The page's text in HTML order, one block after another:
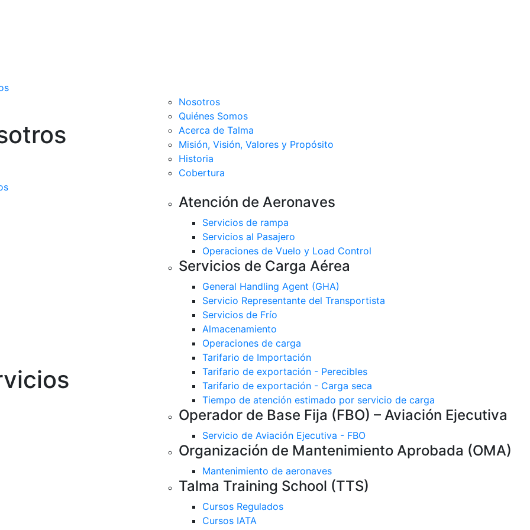
Nosotros
Quiénes Somos
Acerca de Talma
Misión, Visión, Valores y Propósito
Historia
Cobertura
Atención de Aeronaves
Servicios de rampa
Servicios al Pasajero
Operaciones de Vuelo y Load Control
Servicios de Carga Aérea
General Handling Agent (GHA)
Servicio Representante del Transportista
Servicios de Frío
Almacenamiento
Operaciones de carga
Tarifario de Importación
Tarifario de exportación - Perecibles
Tarifario de exportación - Carga seca
Tiempo de atención estimado por servicio de carga
Operador de Base Fija (FBO) – Aviación Ejecutiva
Servicio de Aviación Ejecutiva - FBO
Organización de Mantenimiento Aprobada (OMA)
Mantenimiento de aeronaves
Talma Training School (TTS)
Cursos Regulados
Cursos IATA